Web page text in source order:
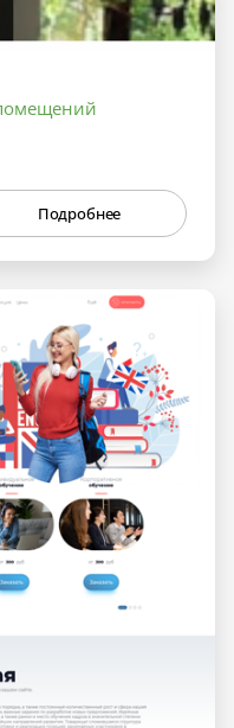
Подробнее